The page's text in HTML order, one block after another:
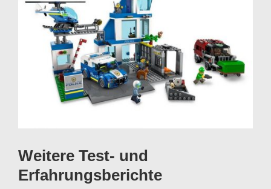
Weitere Test- und
Erfahrungsberichte